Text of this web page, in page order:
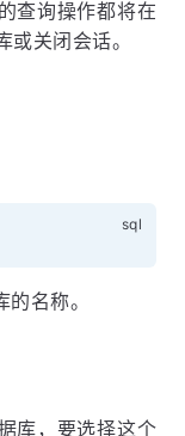
查询操作都将在
关闭会话。
名称。
库，要选择这个